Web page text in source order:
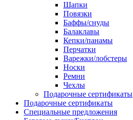
Шапки
Повязки
Баффы/снуды
Балаклавы
Кепки/панамы
Перчатки
Варежки/лобстеры
Носки
Ремни
Чехлы
Подарочные сертификаты
Подарочные сертификаты
Специальные предложения